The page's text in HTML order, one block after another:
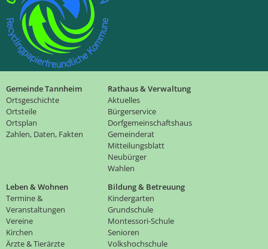
Gemeinde Tannheim
Ortsgeschichte
Ortsteile
Ortsplan
Zahlen, Daten, Fakten
Rathaus & Verwaltung
Aktuelles
Bürgerservice
Dorfgemeinschaftshaus
Gemeinderat
Mitteilungsblatt
Neubürger
Wahlen
Leben & Wohnen
Termine &
Veranstaltungen
Vereine
Kirchen
Ärzte & Tierärzte
Bildung & Betreuung
Kindergarten
Grundschule
Montessori-Schule
Senioren
Volkshochschule